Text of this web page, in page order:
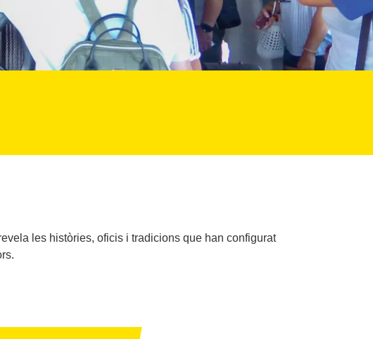
les històries, oficis i tradicions que han configurat